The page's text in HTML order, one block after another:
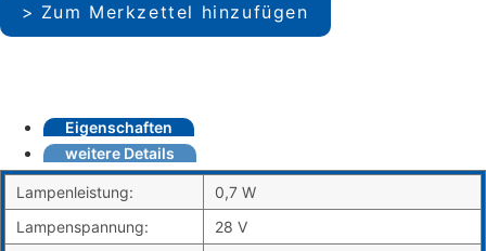
Zum Merkzettel hinzufügen
Eigenschaften
weitere Details
Lampenleistung:
0,7 W
Lampenspannung:
28 V